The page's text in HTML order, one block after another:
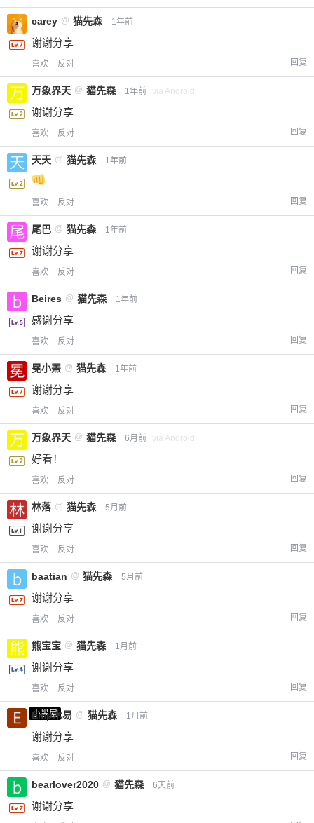
carey @ 猫先森 1年前
谢谢分享
喜欢 反对 回复
万象界天 @ 猫先森 1年前 via Android
谢谢分享
喜欢 反对 回复
天天 @ 猫先森 1年前
喜欢 反对 回复
尾巴 @ 猫先森 1年前
谢谢分享
喜欢 反对 回复
Beires @ 猫先森 1年前
感谢分享
喜欢 反对 回复
冕小罴 @ 猫先森 1年前
谢谢分享
喜欢 反对 回复
万象界天 @ 猫先森 6月前 via Android
好看！
喜欢 反对 回复
林落 @ 猫先森 5月前
谢谢分享
喜欢 反对 回复
baatian @ 猫先森 5月前
谢谢分享
喜欢 反对 回复
熊宝宝 @ 猫先森 1月前
谢谢分享
喜欢 反对 回复
小黑屋
Emp木易 @ 猫先森 1月前
谢谢分享
喜欢 反对 回复
bearlover2020 @ 猫先森 6天前
谢谢分享